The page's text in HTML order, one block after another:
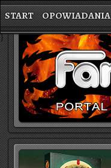
START OPOWIADANIA
}